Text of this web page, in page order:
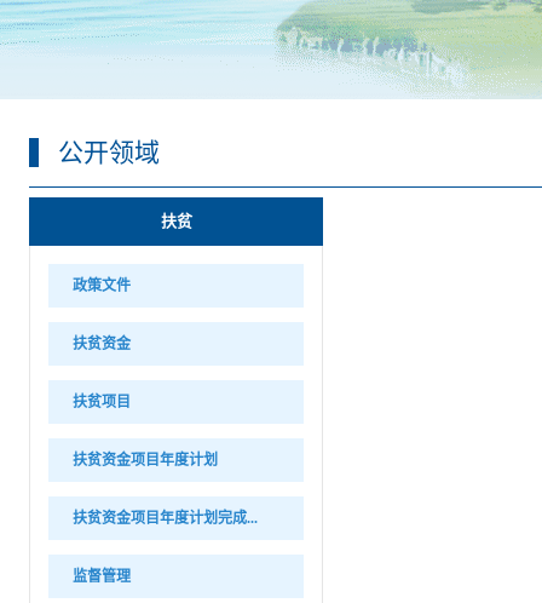
公开领域
扶贫
政策文件
扶贫资金
扶贫项目
扶贫资金项目年度计划
扶贫资金项目年度计划完成...
监督管理